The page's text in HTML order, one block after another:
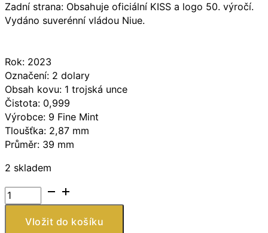
Zadní strana: Obsahuje oficiální KISS a logo 50. výročí.
Vydáno suverénní vládou Niue.
Rok: 2023
Označení: 2 dolary
Obsah kovu: 1 trojská unce
Čistota: 0,999
Výrobce: 9 Fine Mint
Tloušťka: 2,87 mm
Průměr: 39 mm
2 skladem
9Fine
Mint
StříbrnáVložit do košíku